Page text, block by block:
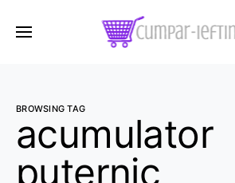
BROWSING TAG
acumulator
puternic